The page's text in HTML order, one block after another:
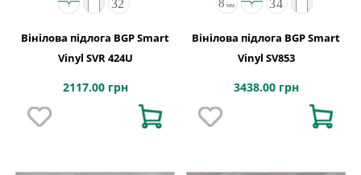
Вінілова підлога BGP Smart
Vinyl SVR 424U
2117.00 грн
Вінілова підлога BGP Smart
Vinyl SV853
3438.00 грн